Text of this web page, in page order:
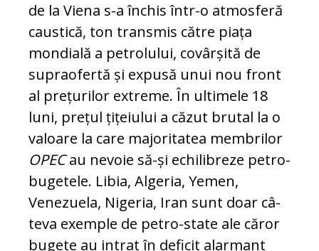
de la Viena s-a închis într-o atmosferă
caustică, ton transmis către piața
mondială a pe­tro­lu­lui, covârșită de
supraofertă și expusă unui nou front
al prețurilor extreme. În ultimele 18
luni, prețul țițeiului a căzut brutal la o
valoare la care majoritatea membrilor
OPECau nevoie să-și echilibreze petro-
bugetele. Libia, Al­ge­ria, Yemen,
Venezuela, Nigeria, Iran sunt doar câ­
teva exemple de petro-state ale căror
bu­ge­te au intrat în deficit alarmant